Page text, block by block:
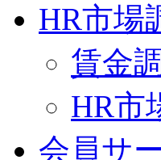
HR市場
賃金
HR市
会員サ